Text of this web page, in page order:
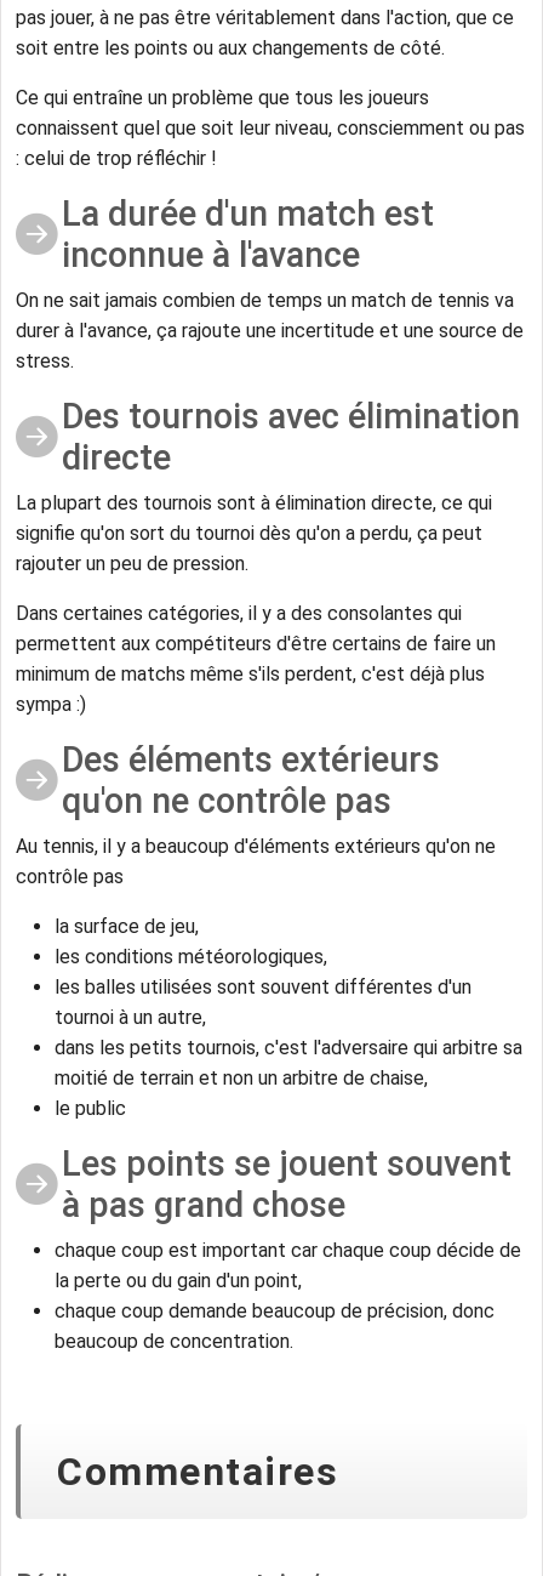
pas jouer, à ne pas être véritablement dans l'action, que ce
soit entre les points ou aux changements de côté.
Ce qui entraîne un problème que tous les joueurs
connaissent quel que soit leur niveau, consciemment ou pas
: celui de trop réfléchir !
La durée d'un match est
inconnue à l'avance
On ne sait jamais combien de temps un match de tennis va
durer à l'avance, ça rajoute une incertitude et une source de
stress.
Des tournois avec élimination
directe
La plupart des tournois sont à élimination directe, ce qui
signifie qu'on sort du tournoi dès qu'on a perdu, ça peut
rajouter un peu de pression.
Dans certaines catégories, il y a des consolantes qui
permettent aux compétiteurs d'être certains de faire un
minimum de matchs même s'ils perdent, c'est déjà plus
sympa :)
Des éléments extérieurs
qu'on ne contrôle pas
Au tennis, il y a beaucoup d'éléments extérieurs qu'on ne
contrôle pas
la surface de jeu,
les conditions météorologiques,
les balles utilisées sont souvent différentes d'un
tournoi à un autre,
dans les petits tournois, c'est l'adversaire qui arbitre sa
moitié de terrain et non un arbitre de chaise,
le public
Les points se jouent souvent
à pas grand chose
chaque coup est important car chaque coup décide de
la perte ou du gain d'un point,
chaque coup demande beaucoup de précision, donc
beaucoup de concentration.
Commentaires